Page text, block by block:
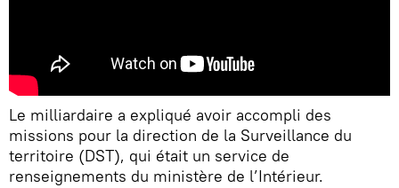
Le milliardaire a expliqué avoir accompli des
missions pour la direction de la Surveillance du
territoire (DST), qui était un service de
renseignements du ministère de l’Intérieur.